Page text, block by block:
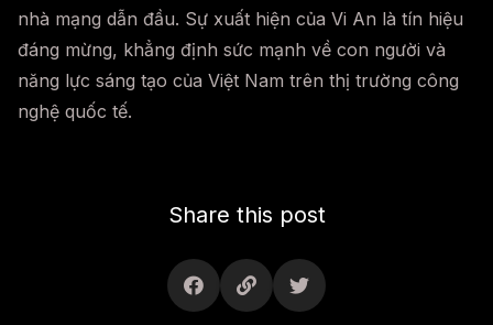
nhà mạng dẫn đầu. Sự xuất hiện của Vi An là tín hiệu
đáng mừng, khẳng định sức mạnh về con người và
năng lực sáng tạo của Việt Nam trên thị trường công
nghệ quốc tế.
Share this post